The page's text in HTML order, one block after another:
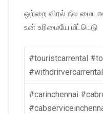
ஒற்றை விரல் நீல
உன் உரிமையே மீட்டெடு
#touristcarrental
#carinchennai